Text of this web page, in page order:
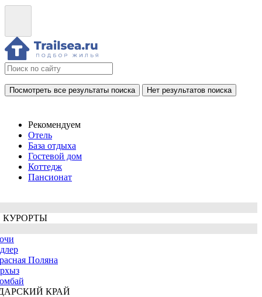
Посмотреть все результаты поиска Нет результатов поиска
Рекомендуем
Отель
База отдыха
Гостевой дом
Коттедж
Пансионат
КУРОРТЫ
Поляна
КРАЙ